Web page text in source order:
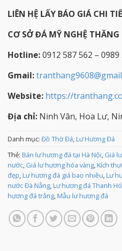
LIÊN HỆ LẤY BÁO GIÁ CHI
CƠ SỞ ĐÁ MỸ NGHỆ THĂNG
Hotline:0912 587 562 – 0989
Gmail:
Website: https://
Địa chỉ: Ninh Vân, Hoa Lư,
Danh mục: Đồ Thờ Đá,Lư Hương Đá
Thẻ: Bán lư hương đá tại Hà Nội, Giá
nước, Giá lư hương hóa vàng,Kích
đẹp,Lư hương đá giá bao nhiêu,Lư
nước Đà Nẵng,Lư hương đá Thanh
hương đá trắng,Mẫu lư hương đá